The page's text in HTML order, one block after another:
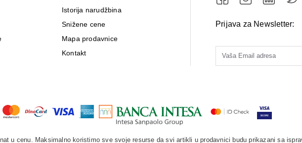
Istorija narudžbina
Snižene cene
Mapa prodavnice
Kontakt
Prijava za Newsletter:
u cenu. Maksimalno koristimo sve svoje resurse da svi artikli u prodavnici budu prikazani sa